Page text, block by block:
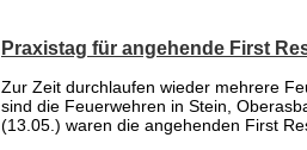
Praxistag für angehende First
Zur Zeit durchlaufen wieder mehrere
sind die Feuerwehren in Stein,
(13.05.) waren die angehenden First